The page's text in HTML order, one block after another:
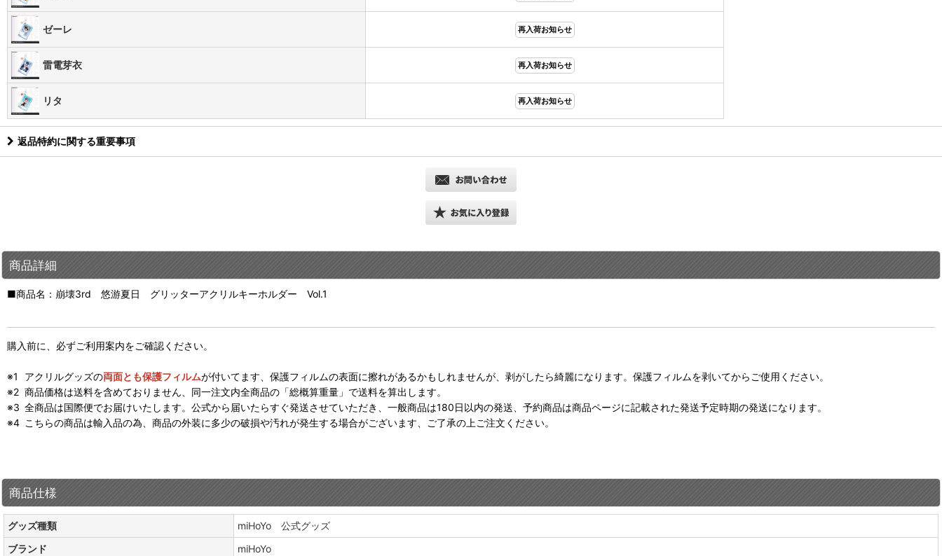
ゼーレ 再入荷お知らせ
雷電芽衣 再入荷お知らせ
リタ 再入荷お知らせ
返品特約に関する重要事項
商品詳細
■商品名：崩壊3rd 悠游夏日 グリッターアクリルキーホルダー Vol.1
購入前に、必ずご利用案内をご確認ください。
アクリルグッズの両面とも保護フィルムが付いてます、保護フィルムの表面に擦れがあるかもしれませんが、剥がしたら綺麗になります。保護フィルムを剥いてからご使用ください。
商品価格は送料を含めておりません、同一注文内全商品の「総概算重量」で送料を算出します。
全商品は国際便でお届けいたします。公式から届いたらすぐ発送させていただき、一般商品は180日以内の発送、予約商品は商品ページに記載された発送予定時期の発送になります。
こちらの商品は輸入品の為、商品の外装に多少の破損や汚れが発生する場合がございます、ご了承の上ご注文ください。
商品仕様
グッズ種類
miHoYo 公式グッズ
ブランド
miHoYo